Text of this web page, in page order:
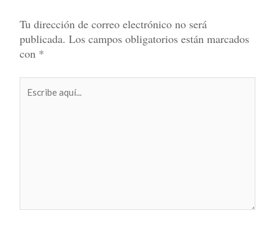
Tu dirección de correo electrónico no será
publicada. Los campos obligatorios están marcados
con *
aquí...